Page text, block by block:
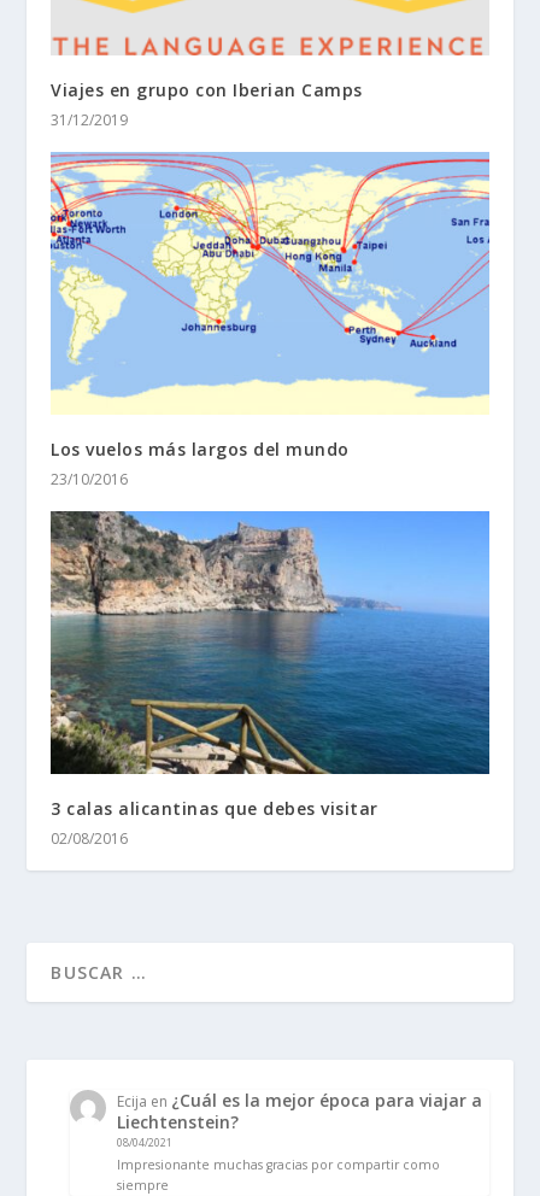
Viajes en grupo con Iberian Camps
31/12/2019
Los vuelos más largos del mundo
23/10/2016
3 calas alicantinas que debes visitar
02/08/2016
Ecija en ¿Cuál es la mejor época para viajar a
Liechtenstein?
08/04/2021
Impresionante muchas gracias por compartir como
siempre